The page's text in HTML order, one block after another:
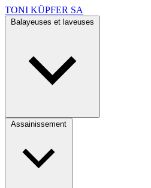
TONI KÜPFER SA